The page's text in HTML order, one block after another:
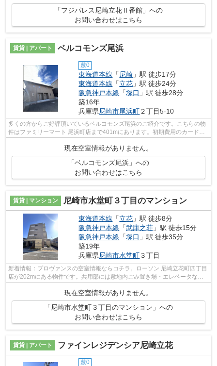
「フジパレス尼崎立花Ⅱ番館」への
お問い合わせはこちら
賃貸 | アパート ベルコモンズ尾浜
敷0
東海道本線 「尼崎 」駅 徒歩17分
東海道本線 「立花 」駅 徒歩24分
阪急神戸本線 「塚口 」駅 徒歩28分
築16年
兵庫県尼崎市尾浜町２丁目5-10
多くの方からご好評頂いているベルコモンズ尾浜のご紹介です。こちらの物
件はファミリーマート 尾浜町店まで401mにあります。初期費用のカード決
現在空室情報がありません。
「ベルコモンズ尾浜」への
お問い合わせはこちら
賃貸 | マンション 尼崎市水堂町３丁目のマンション
東海道本線 「立花 」駅 徒歩8分
阪急神戸本線 「武庫之荘 」駅 徒歩15分
阪急神戸本線 「塚口 」駅 徒歩35分
築19年
兵庫県尼崎市水堂町３丁目
新着情報：プロヴァンスの空室情報ならコチラ。ローソン 尼崎立花町四丁目
店が202mにある物件です。共用部には敷地内ごみ置き場・エレベータなど
現在空室情報がありません。
「尼崎市水堂町３丁目のマンション」への
お問い合わせはこちら
賃貸 | アパート ファインレジデンシア尼崎立花
敷0